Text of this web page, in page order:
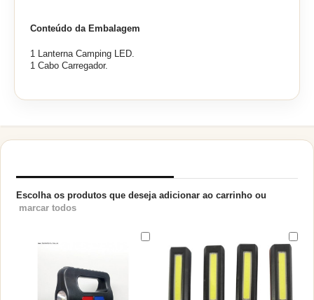
Conteúdo da Embalagem
1 Lanterna Camping LED.
1 Cabo Carregador.
Escolha os produtos que deseja adicionar ao carrinho ou
marcar todos